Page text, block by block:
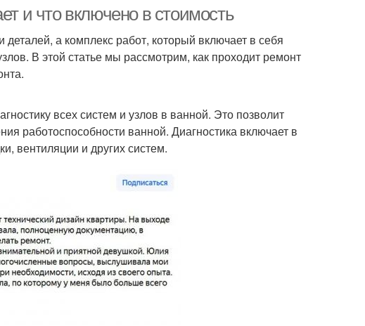
и что включено в стоимость
а комплекс работ, который включает в себя
В этой статье мы рассмотрим, как проходит ремонт
всех систем и узлов в ванной. Это позволит
работоспособности ванной. Диагностика включает в
вентиляции и других систем.